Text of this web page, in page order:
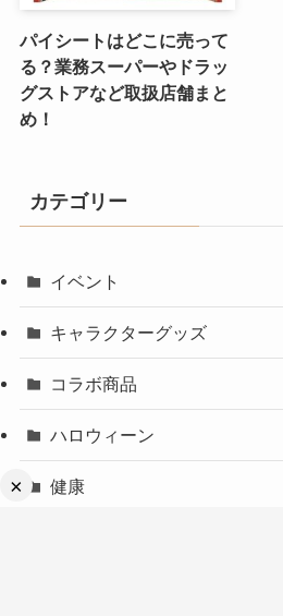
×
パイシートはどこに売って
る？業務スーパーやドラッ
グストアなど取扱店舗まと
め！
カテゴリー
イベント
キャラクターグッズ
コラボ商品
ハロウィーン
健康